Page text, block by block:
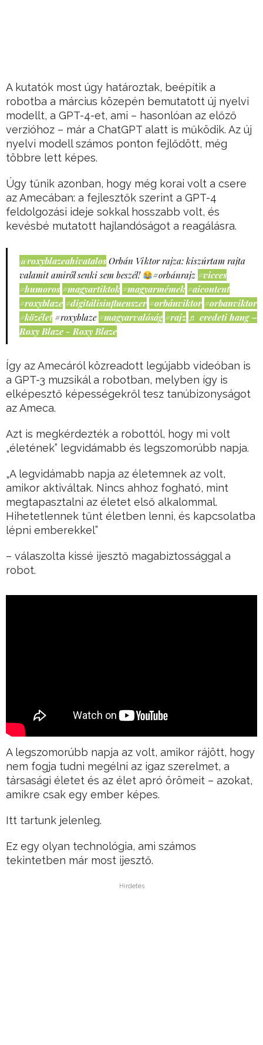
A kutatók most úgy határoztak, beépítik a
robotba a március közepén bemutatott új nyelvi
modellt, a GPT-4-et, ami – hasonlóan az előző
verzióhoz – már a ChatGPT alatt is működik. Az új
nyelvi modell számos ponton fejlődött, még
többre lett képes.
Úgy tűnik azonban, hogy még korai volt a csere
az Amecában: a fejlesztők szerint a GPT-4
feldolgozási ideje sokkal hosszabb volt, és
kevésbé mutatott hajlandóságot a reagálásra.
@roxyblazeahivatalos Orbán Viktor rajza: kiszúrtam rajta
valamit amiről senki sem beszél!
#orbánrajz #vicces
#humoros #magyartiktok #magyarmémek #aicontent
#roxyblaze #digitálisinfluenszer #orbánviktor #orbanviktor
#közélet #roxyblaze #magyarvalóság #rajz ♬ eredeti hang –
Roxy Blaze - Roxy Blaze
Így az Amecáról közreadott legújabb videóban is
a GPT-3 muzsikál a robotban, melyben így is
elképesztő képességekről tesz tanúbizonyságot
az Ameca.
Azt is megkérdezték a robottól, hogy mi volt
„életének” legvidámabb és legszomorúbb napja.
„A legvidámabb napja az életemnek az volt,
amikor aktiváltak. Nincs ahhoz fogható, mint
megtapasztalni az életet első alkalommal.
Hihetetlennek tűnt életben lenni, és kapcsolatba
lépni emberekkel”
– válaszolta kissé ijesztő magabiztossággal a
robot.
A legszomorúbb napja az volt, amikor rájött, hogy
nem fogja tudni megélni az igaz szerelmet, a
társasági életet és az élet apró örömeit – azokat,
amikre csak egy ember képes.
Itt tartunk jelenleg.
Ez egy olyan technológia, ami számos
tekintetben már most ijesztő.
Hirdetés